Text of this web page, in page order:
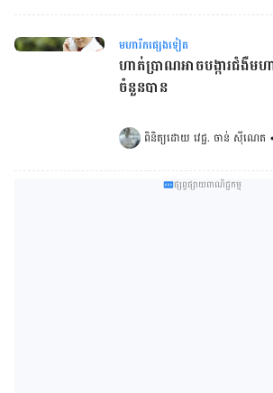
មហារីកផ្សេងទៀត
ហាត់ប្រាណអាចបង្ការជំងឺ​មហ
ចំនួន​បាន​
ពិនិត្យដោយ វេជ្ជ. ចាន់ ស៊ីណេត
ផ្សព្វផ្សាយពាណិជ្ជកម្ម